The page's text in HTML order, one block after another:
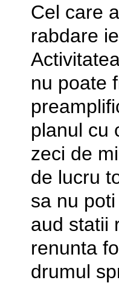
Cel care
rabdare
nu poate
planul cu
zeci de
de lucru
sa nu
aud statii
renunta
drumul